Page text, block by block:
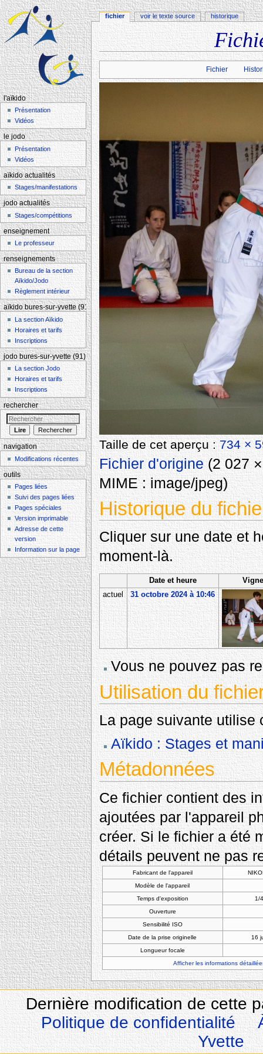
Aller à :navigation , rechercher
Fichier
Taille de cet aperçu :734 ×
Fichier d'origine‎(2 027
MIME :image/jpeg)
Historique du
Cliquer sur une date et
moment-là.
Date et heure
actuel
31 octobre 2024 à 10:46
Vous ne pouvez pas
Utilisation du
La page suivante utilise
Aïkido : Stages et
Métadonnées
Ce fichier contient des
ajoutées par l'appareil
créer. Si le fichier a été
détails peuvent ne pas
Fabricant de l'appareil
Modèle de l'appareil
Temps d'exposition
1/
Ouverture
Sensibilité ISO
Date de la prise originelle
16
Longueur focale
Afficher les informations
fichier voir le texte source historique
l'aïkido
Présentation
Vidéos
le jodo
Présentation
Vidéos
aïkido actualités
Stages/manifestations
jodo actualités
Stages/compétitions
enseignement
Le professeur
renseignements
Bureau de la section
Aïkido/Jodo
Règlement intérieur
aïkido bures-sur-yvette (91)
La section Aïkido
Horaires et tarifs
Inscriptions
jodo bures-sur-yvette (91)
La section Jodo
Horaires et tarifs
Inscriptions
rechercher
navigation
Modifications récentes
outils
Pages liées
Suivi des pages liées
Pages spéciales
Version imprimable
Adresse de cette
version
Information sur la page
Dernière modification de cette
Politique de confidentialité
Yvette